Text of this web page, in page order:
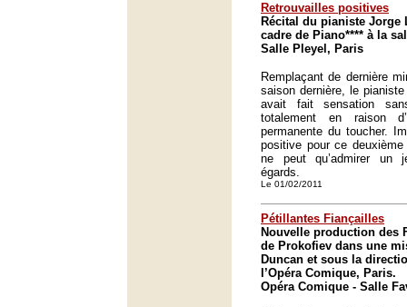
Retrouvailles positives
Récital du pianiste Jorge
cadre de Piano**** à la
Salle Pleyel, Paris
Remplaçant de dernière
saison dernière, le
avait fait sensation
totalement en raison
permanente du toucher.
positive pour ce
ne peut qu’admirer un
égards.
Le 01/02/2011
Pétillantes Fiançailles
Nouvelle production des
de Prokofiev dans une
Duncan et sous la
l’Opéra Comique, Paris.
Opéra Comique - Salle